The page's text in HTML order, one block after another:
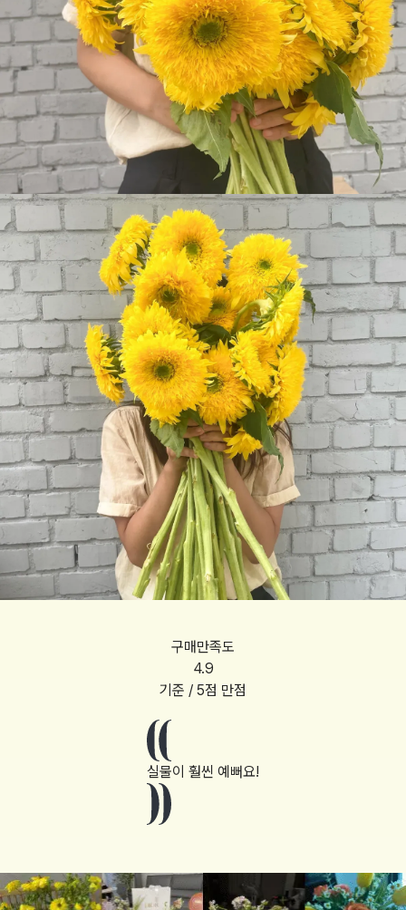
구매만족도
4.9
기준 / 5점 만점
실물이 훨씬 예뻐요!